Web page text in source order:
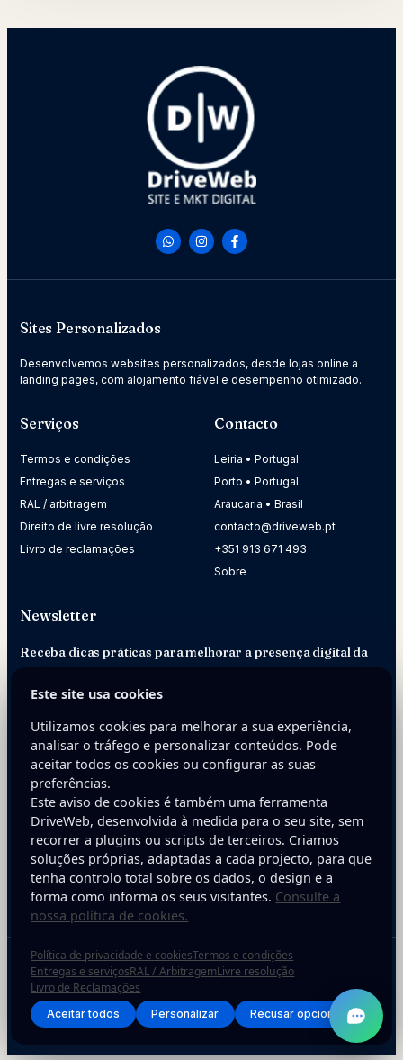
Sites Personalizados
Desenvolvemos websites personalizados, desde lojas online a
landing pages, com alojamento fiável e desempenho otimizado.
Serviços
Termos e condições
Entregas e serviços
RAL / arbitragem
Direito de livre resolução
Livro de reclamações
Contacto
Leiria • Portugal
Porto • Portugal
Araucaria • Brasil
contacto@driveweb.pt
+351 913 671 493
Sobre
Newsletter
Receba dicas práticas para melhorar a presença digital da
E-mail
Inscreva-se
Copyright © 2025 DriveWeb. Todos os direitos reservados. Desenvolvido por
Política de Privacidade
Este site usa cookies
Utilizamos cookies para melhorar a sua experiência,
analisar o tráfego e personalizar conteúdos. Pode
aceitar todos os cookies ou configurar as suas
preferências.
Este aviso de cookies é também uma ferramenta
DriveWeb, desenvolvida à medida para o seu site, sem
recorrer a plugins ou scripts de terceiros. Criamos
soluções próprias, adaptadas a cada projecto, para que
tenha controlo total sobre os dados, o design e a
forma como informa os seus visitantes. Consulte a
nossa política de cookies.
Política de privacidade e cookiesTermos e condições
Entregas e serviçosRAL / ArbitragemLivre resolução
Livro de Reclamações
Aceitar todos Personalizar Recusar opcionais